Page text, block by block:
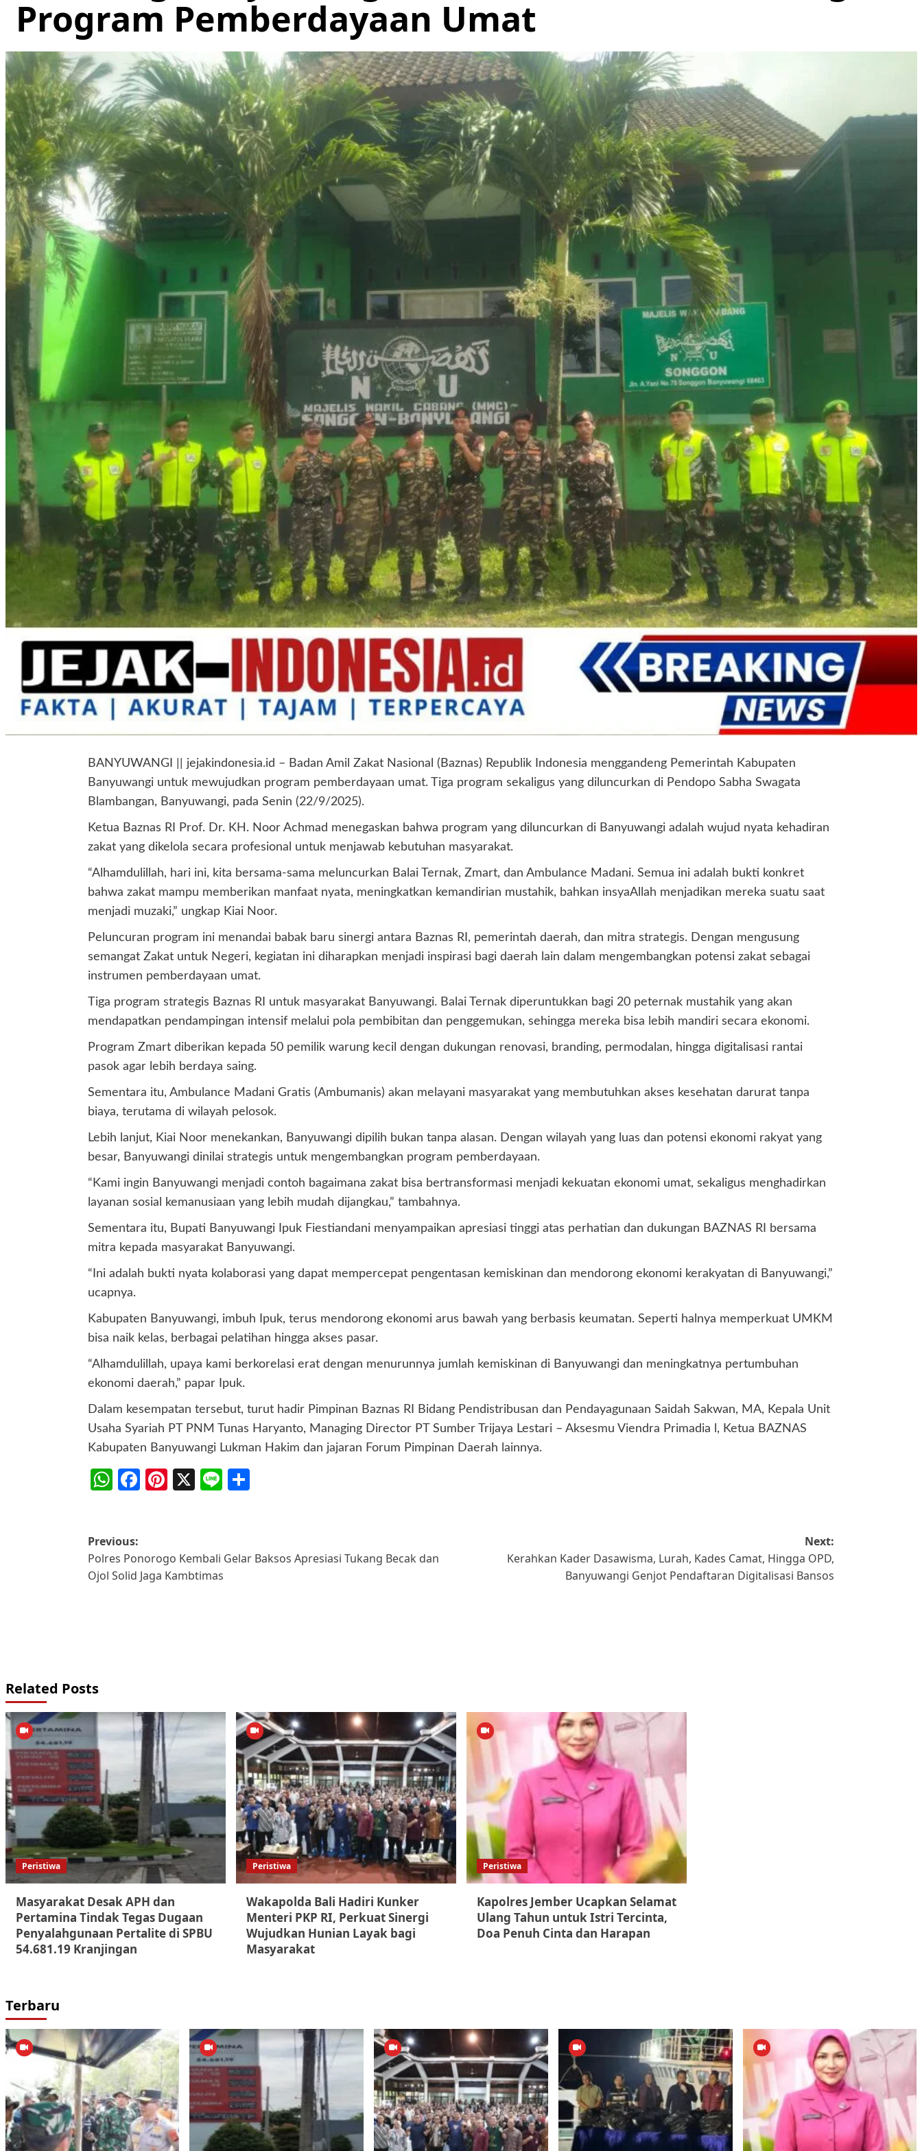
Program Pemberdayaan Umat
BANYUWANGI || jejakindonesia.id – Badan Amil Zakat Nasional (Baznas) Republik Indonesia menggandeng Pemerintah Kabupaten
Banyuwangi untuk mewujudkan program pemberdayaan umat. Tiga program sekaligus yang diluncurkan di Pendopo Sabha Swagata
Blambangan, Banyuwangi, pada Senin (22/9/2025).
Ketua Baznas RI Prof. Dr. KH. Noor Achmad menegaskan bahwa program yang diluncurkan di Banyuwangi adalah wujud nyata kehadiran
zakat yang dikelola secara profesional untuk menjawab kebutuhan masyarakat.
“Alhamdulillah, hari ini, kita bersama-sama meluncurkan Balai Ternak, Zmart, dan Ambulance Madani. Semua ini adalah bukti konkret
bahwa zakat mampu memberikan manfaat nyata, meningkatkan kemandirian mustahik, bahkan insyaAllah menjadikan mereka suatu saat
menjadi muzaki,” ungkap Kiai Noor.
Peluncuran program ini menandai babak baru sinergi antara Baznas RI, pemerintah daerah, dan mitra strategis. Dengan mengusung
semangat Zakat untuk Negeri, kegiatan ini diharapkan menjadi inspirasi bagi daerah lain dalam mengembangkan potensi zakat sebagai
instrumen pemberdayaan umat.
Tiga program strategis Baznas RI untuk masyarakat Banyuwangi. Balai Ternak diperuntukkan bagi 20 peternak mustahik yang akan
mendapatkan pendampingan intensif melalui pola pembibitan dan penggemukan, sehingga mereka bisa lebih mandiri secara ekonomi.
Program Zmart diberikan kepada 50 pemilik warung kecil dengan dukungan renovasi, branding, permodalan, hingga digitalisasi rantai
pasok agar lebih berdaya saing.
Sementara itu, Ambulance Madani Gratis (Ambumanis) akan melayani masyarakat yang membutuhkan akses kesehatan darurat tanpa
biaya, terutama di wilayah pelosok.
Lebih lanjut, Kiai Noor menekankan, Banyuwangi dipilih bukan tanpa alasan. Dengan wilayah yang luas dan potensi ekonomi rakyat yang
besar, Banyuwangi dinilai strategis untuk mengembangkan program pemberdayaan.
“Kami ingin Banyuwangi menjadi contoh bagaimana zakat bisa bertransformasi menjadi kekuatan ekonomi umat, sekaligus menghadirkan
layanan sosial kemanusiaan yang lebih mudah dijangkau,” tambahnya.
Sementara itu, Bupati Banyuwangi Ipuk Fiestiandani menyampaikan apresiasi tinggi atas perhatian dan dukungan BAZNAS RI bersama
mitra kepada masyarakat Banyuwangi.
“Ini adalah bukti nyata kolaborasi yang dapat mempercepat pengentasan kemiskinan dan mendorong ekonomi kerakyatan di Banyuwangi,”
ucapnya.
Kabupaten Banyuwangi, imbuh Ipuk, terus mendorong ekonomi arus bawah yang berbasis keumatan. Seperti halnya memperkuat UMKM
bisa naik kelas, berbagai pelatihan hingga akses pasar.
“Alhamdulillah, upaya kami berkorelasi erat dengan menurunnya jumlah kemiskinan di Banyuwangi dan meningkatnya pertumbuhan
ekonomi daerah,” papar Ipuk.
Dalam kesempatan tersebut, turut hadir Pimpinan Baznas RI Bidang Pendistribusan dan Pendayagunaan Saidah Sakwan, MA, Kepala Unit
Usaha Syariah PT PNM Tunas Haryanto, Managing Director PT Sumber Trijaya Lestari – Aksesmu Viendra Primadia l, Ketua BAZNAS
Kabupaten Banyuwangi Lukman Hakim dan jajaran Forum Pimpinan Daerah lainnya.
WhatsApp
Facebook
Pinterest
X Line
Post
navigation
Previous:
Polres Ponorogo Kembali Gelar Baksos Apresiasi Tukang Becak dan
Ojol Solid Jaga Kambtimas
Next:
Kerahkan Kader Dasawisma, Lurah, Kades Camat, Hingga OPD,
Banyuwangi Genjot Pendaftaran Digitalisasi Bansos
Related Posts
Peristiwa
Masyarakat Desak APH dan
Pertamina Tindak Tegas Dugaan
Penyalahgunaan Pertalite di SPBU
54.681.19 Kranjingan
Peristiwa
Wakapolda Bali Hadiri Kunker
Menteri PKP RI, Perkuat Sinergi
Wujudkan Hunian Layak bagi
Masyarakat
Peristiwa
Kapolres Jember Ucapkan Selamat
Ulang Tahun untuk Istri Tercinta,
Doa Penuh Cinta dan Harapan
Terbaru